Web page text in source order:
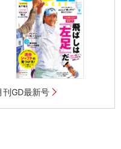
刊GD最新号